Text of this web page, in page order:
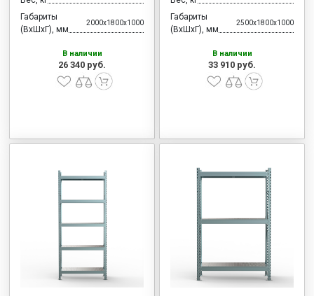
Габариты
(ВхШхГ), мм
2000x1800x1000
В наличии
26 340 руб.
Габариты
(ВхШхГ), мм
2500x1800x1000
В наличии
33 910 руб.